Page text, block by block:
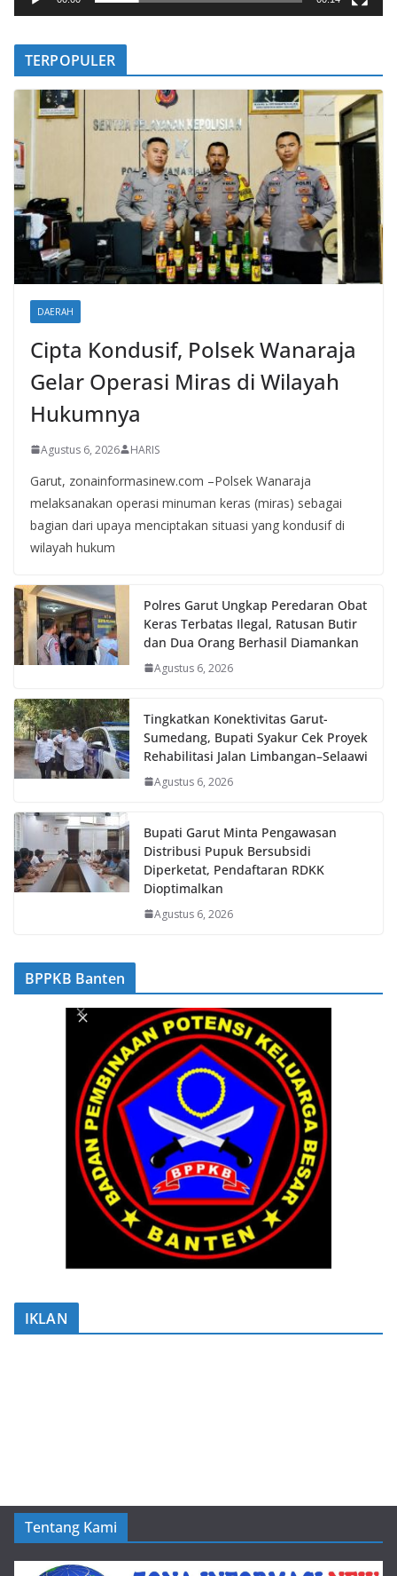
e
TERPOPULER
DAERAH
Cipta Kondusif, Polsek Wanaraja
Gelar Operasi Miras di Wilayah
Hukumnya
Agustus 6, 2026 HARIS
Garut, zonainformasinew.com –Polsek Wanaraja
melaksanakan operasi minuman keras (miras) sebagai
bagian dari upaya menciptakan situasi yang kondusif di
wilayah hukum
Polres Garut Ungkap Peredaran Obat
Keras Terbatas Ilegal, Ratusan Butir
dan Dua Orang Berhasil Diamankan
Agustus 6, 2026
Tingkatkan Konektivitas Garut-
Sumedang, Bupati Syakur Cek Proyek
Rehabilitasi Jalan Limbangan–Selaawi
Agustus 6, 2026
Bupati Garut Minta Pengawasan
Distribusi Pupuk Bersubsidi
Diperketat, Pendaftaran RDKK
Dioptimalkan
Agustus 6, 2026
BPPKB Banten
IKLAN
Tentang Kami